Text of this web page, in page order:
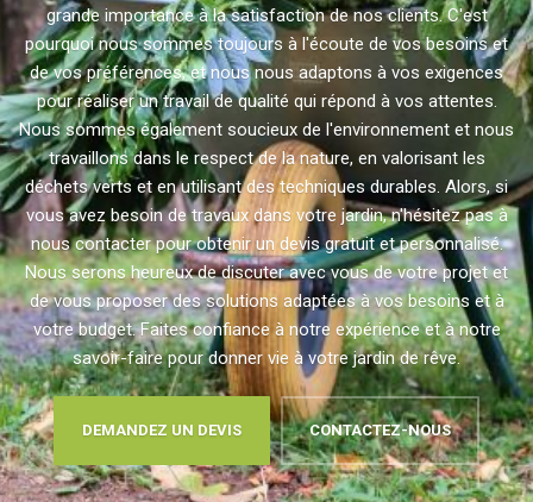
grande importance à la satisfaction de nos clients. C'est
pourquoi nous sommes toujours à l'écoute de vos besoins et
de vos préférences, et nous nous adaptons à vos exigences
pour réaliser un travail de qualité qui répond à vos attentes.
Nous sommes également soucieux de l'environnement et nous
travaillons dans le respect de la nature, en valorisant les
déchets verts et en utilisant des techniques durables. Alors, si
vous avez besoin de travaux dans votre jardin, n'hésitez pas à
nous contacter pour obtenir un devis gratuit et personnalisé.
Nous serons heureux de discuter avec vous de votre projet et
de vous proposer des solutions adaptées à vos besoins et à
votre budget. Faites confiance à notre expérience et à notre
savoir-faire pour donner vie à votre jardin de rêve.
DEMANDEZ UN DEVIS CONTACTEZ-NOUS